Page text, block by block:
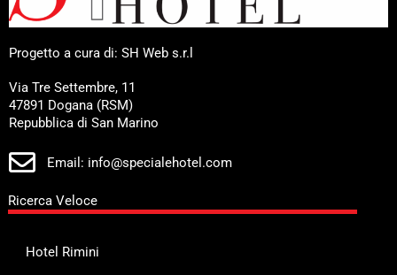
Progetto a cura di: SH Web s.r.l
Via Tre Settembre, 11
47891 Dogana (RSM)
Repubblica di San Marino
Email: info@specialehotel.com
Ricerca Veloce
Hotel Rimini